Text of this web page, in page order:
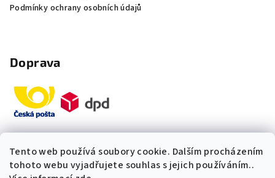
Tento web používá soubory cookie. Dalším procházením
tohoto webu vyjadřujete souhlas s jejich používáním..
Podmínky ochrany osobních údajů
Doprava
Platby